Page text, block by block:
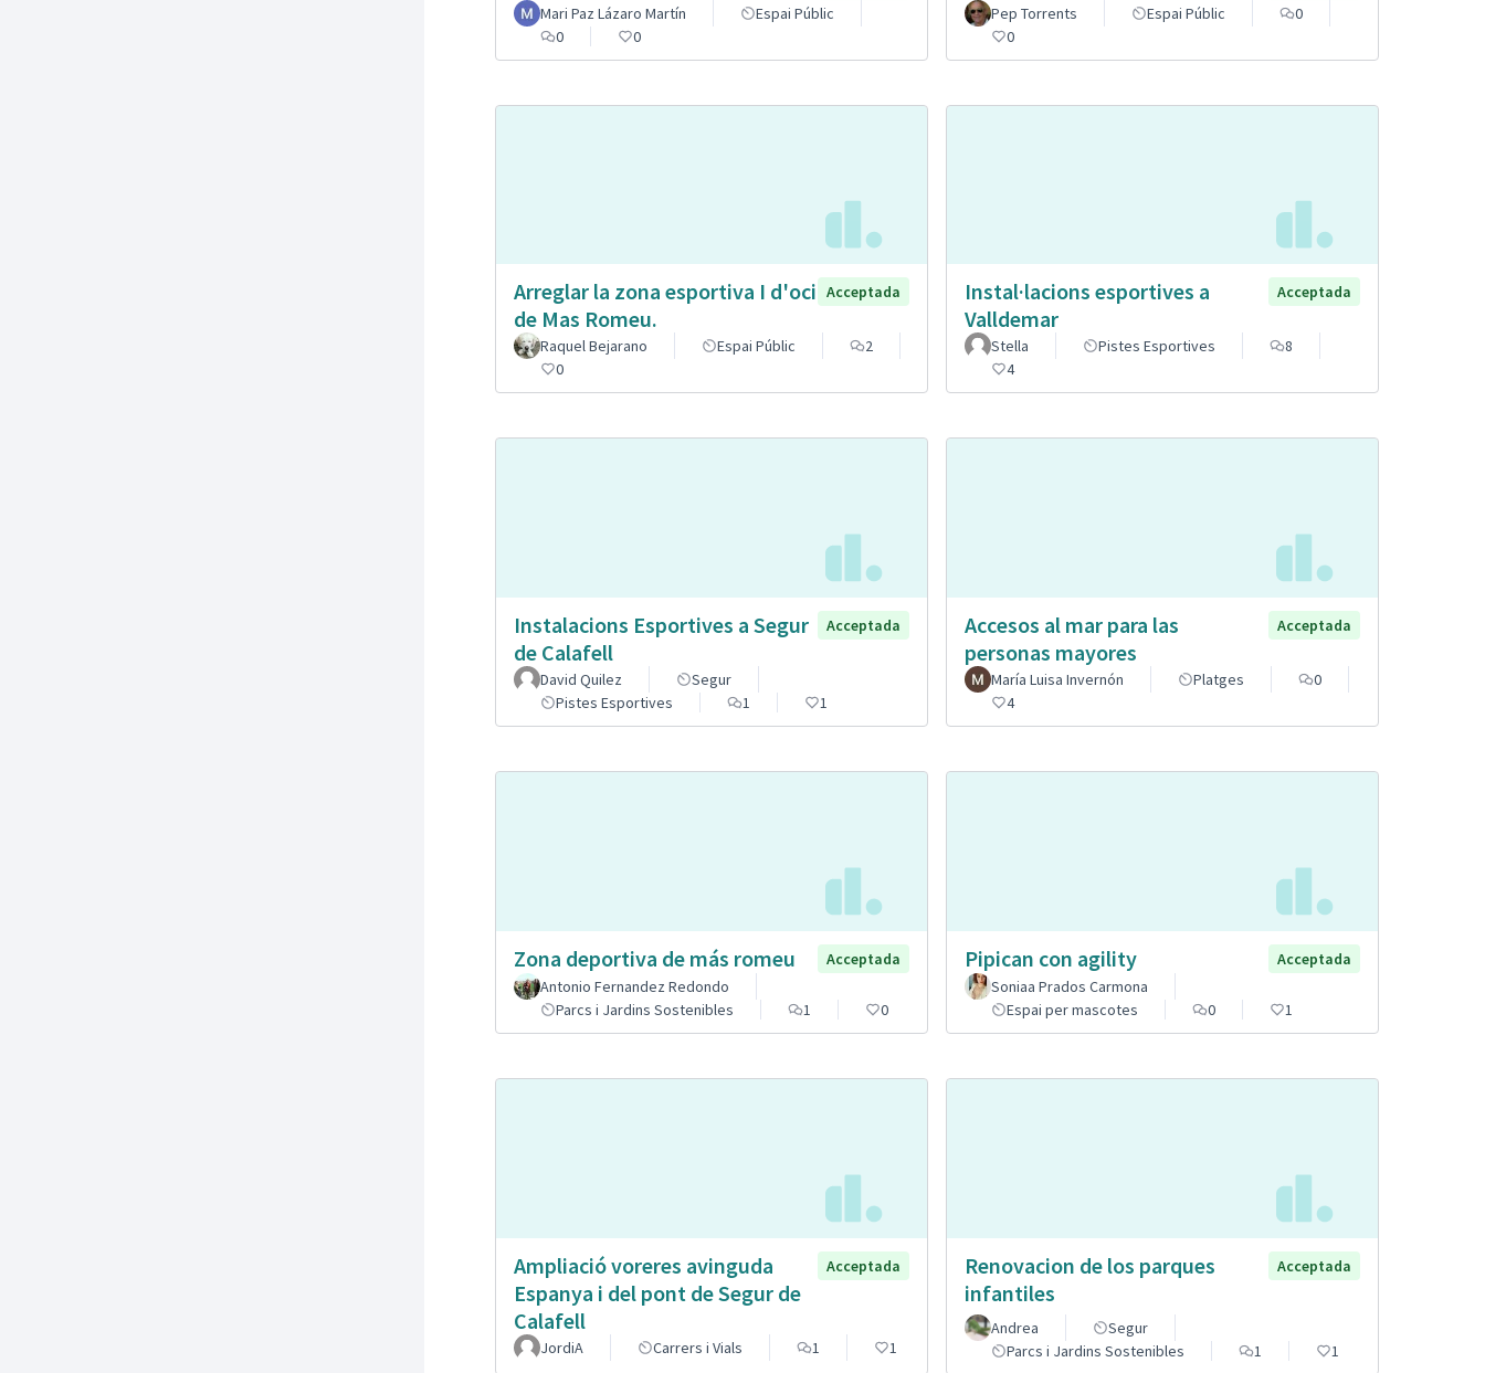
Mari Paz Lázaro Martín
Espai Públic
0
0
Pep Torrents
Espai Públic
0
0
Arreglar la zona esportiva I d'oci
de Mas Romeu.
Acceptada
Raquel Bejarano Espai Públic
2
0
Instal·lacions esportives a
Valldemar
Acceptada
Stella Pistes Esportives
8
4
Instalacions Esportives a Segur
de Calafell
Acceptada
David Quilez
Segur
Pistes Esportives
1 1
Accesos al mar para las
personas mayores
Acceptada
María Luisa Invernón Platges
0
4
Zona deportiva de más romeu
Acceptada
Antonio Fernandez Redondo
Parcs i Jardins Sostenibles
1 0
Pipican con agility
Acceptada
Soniaa Prados Carmona
Espai per mascotes
0 1
Ampliació voreres avinguda
Espanya i del pont de Segur de
Calafell
Acceptada
JordiA Carrers i Vials 1 1
Renovacion de los parques
infantiles
Acceptada
Andrea
Segur
Parcs i Jardins Sostenibles
1 1